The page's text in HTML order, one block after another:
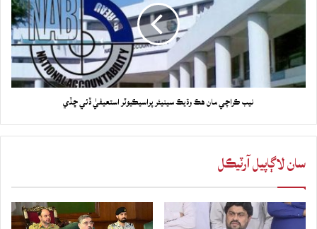
نيب ڪراچي مان هڪ وڌيڪ سينيئر پراسيڪيوٽر استعيفيٰ ڏئي ڇڏي
سان لاڳاپيل آرٽيڪل